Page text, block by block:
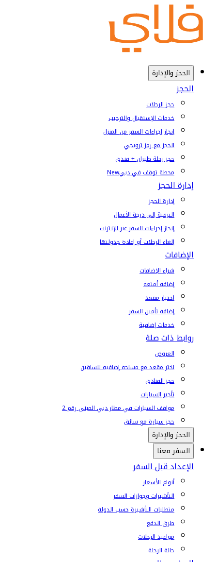
الحجز والإدارة
الحجز
حجز الرحلات
خدمات الإستقبال والترحيب
إنجاز إجراءات السفر من المنزل
الحجز مع رمز ترويجي
حجز رحلة طيران + فندق
محطة توقف في دبيNew
إدارة الحجز
إدارة الحجز
الترقية إلى درجة الأعمال
إنجاز إجراءات السفر عبر الإنترنت
إلغاء الرحلات أو إعادة جدولتها
الإضافات
شراء الإضافات
إضافة أمتعة
اختيار مقعد
إضافة تأمين السفر
خدمات إضافية
روابط ذات صلة
العروض
اختر مقعد مع مساحة إضافية للساقين
حجز الفنادق
تأجير السيارات
مواقف السيارات في مطار دبي المبنى رقم 2
حجز سيارة مع سائق
الحجز والإدارة
السفر معنا
الإعداد قبل السفر
أنواع الأسعار
التأشيرات وجوازات السفر
متطلبات التأشيرة حسب الدولة
طرق الدفع
مواعيد الرحلات
حالة الرحلة